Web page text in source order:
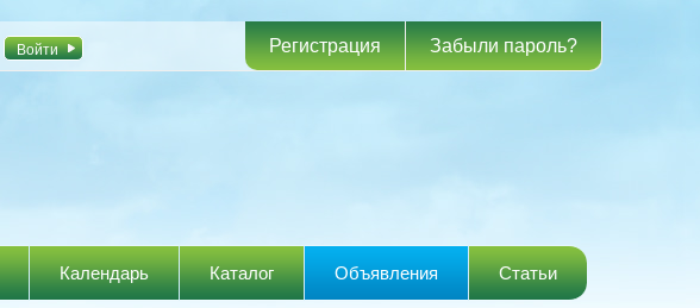
Регистрация Забыли пароль?
Календарь Каталог Объявления Статьи